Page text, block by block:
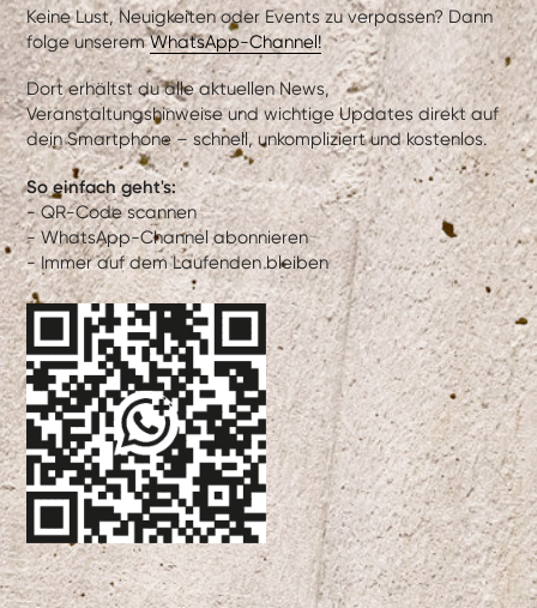
Keine Lust, Neuigkeiten oder Events zu verpassen? Dann
folge unseremWhatsApp-Channel!
Dort erhältst du alle aktuellen News,
Veranstaltungshinweise und wichtige Updates direkt auf
dein Smartphone – schnell, unkompliziert und kostenlos.
So einfach geht's:
- QR-Code scannen
- WhatsApp-Channel abonnieren
- Immer auf dem Laufenden bleiben